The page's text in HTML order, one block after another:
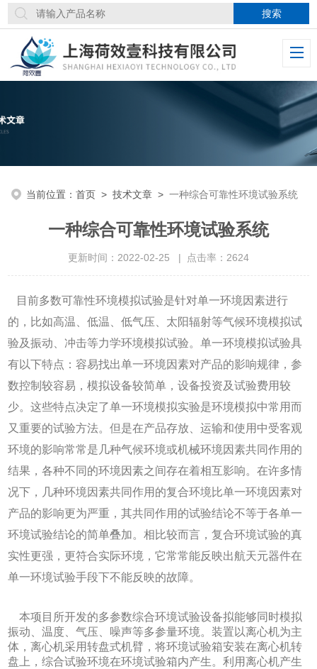
当前位置：首页 >技术文章 >一种综合可靠性环境试验系统
一种综合可靠性环境试验系统
更新时间：2022-02-25 | 点击率：2624
目前多数可靠性环境模拟试验是针对单一环境因素进行
的，比如高温、低温、低气压、太阳辐射等气候环境模拟试
验及振动、冲击等力学环境模拟试验。单一环境模拟试验具
有以下特点：容易找出单一环境因素对产品的影响规律，参
数控制较容易，模拟设备较简单，设备投资及试验费用较
少。这些特点决定了单一环境模拟实验是环境模拟中常用而
又重要的试验方法。但是在产品存放、运输和使用中受客观
环境的影响常常是几种气候环境或机械环境因素共同作用的
结果，各种不同的环境因素之间存在着相互影响。在许多情
况下，几种环境因素共同作用的复合环境比单一环境因素对
产品的影响更为严重，其共同作用的试验结论不等于各单一
环境试验结论的简单叠加。相比较而言，复合环境试验的真
实性更强，更符合实际环境，它常常能反映出航天元器件在
单一环境试验手段下不能反映的故障。
本项目所开发的多参数综合环境试验设备拟能够同时模拟
振动、温度、气压、噪声等多参量环境。装置以离心机为主
体，离心机采用转盘式机臂，将环境试验箱安装在离心机转
盘上，综合试验环境在环境试验箱内产生。利用离心机产生